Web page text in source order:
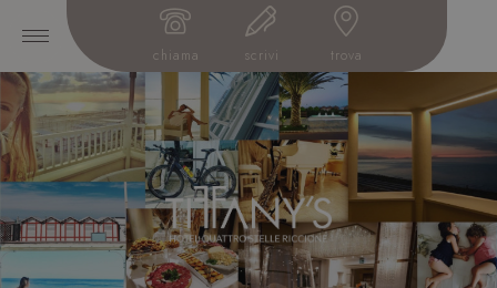
chiama scrivi trova